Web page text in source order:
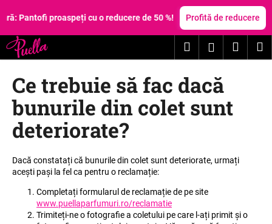
Pantofi proaspeți cu o reducere de 50 %! Profită de reducere
Căutare Coş
Ce trebuie să fac dacă
bunurile din colet sunt
deteriorate?
Dacă constatați că bunurile din colet sunt deteriorate, urmați
acești pași la fel ca pentru o reclamație:
Completați formularul de reclamație de pe site
www.puellaparfumuri.ro/reclamatie
Trimiteți-ne o fotografie a coletului pe care l-ați primit și o
o
ş
C
e
c
ă
u
a
ţ